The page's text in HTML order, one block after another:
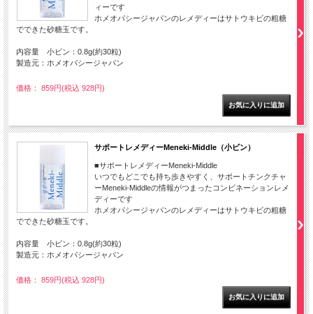
ィーです
ホメオパシージャパンのレメディーはサトウキビの粗糖
でできた砂糖玉です。
内容量 小ビン：0.8g(約30粒)
製造元：ホメオパシージャパン
価格： 859円(税込 928円)
サポートレメディーMeneki-Middle（小ビン）
■サポートレメディーMeneki-Middle
いつでもどこでも持ち歩きやすく、サポートチンクチャ
ーMeneki-Middleの情報がつまったコンビネーションレメ
ディーです
ホメオパシージャパンのレメディーはサトウキビの粗糖
でできた砂糖玉です。
内容量 小ビン：0.8g(約30粒)
製造元：ホメオパシージャパン
価格： 859円(税込 928円)